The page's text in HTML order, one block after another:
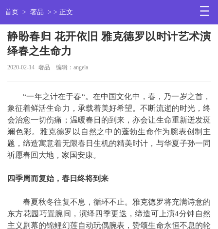
首页 > 奢品 > > 正文
静盼春归 花开依旧 雅克德罗以时计艺术演
绎春之生命力
2020-02-14 奢品 编辑：angela
“一年之计在于春“。在中国文化中，春，乃一岁之首，
象征着鲜活生命力，承载着美好希望。不断流逝的时光，终
会治愈一切伤痛；温暖春日的到来，亦会让生命重新迸发斑
斓色彩。雅克德罗以自然之中的蓬勃生命作为腕表创制主
题，缔造寓意着无限春日生机的精美时计，与华夏子孙一同
祈愿春回大地，家国安康。
四季周而复始，春日终将到来
春夏秋冬往复不息，循环不止。雅克德罗将充满诗意的
东方花园巧置腕间，演绎四季更迭，缔造可上演4分钟自然
主义剧幕的锦鲤幻莲自动玩偶腕表，赞颂生命永恒不息的轮